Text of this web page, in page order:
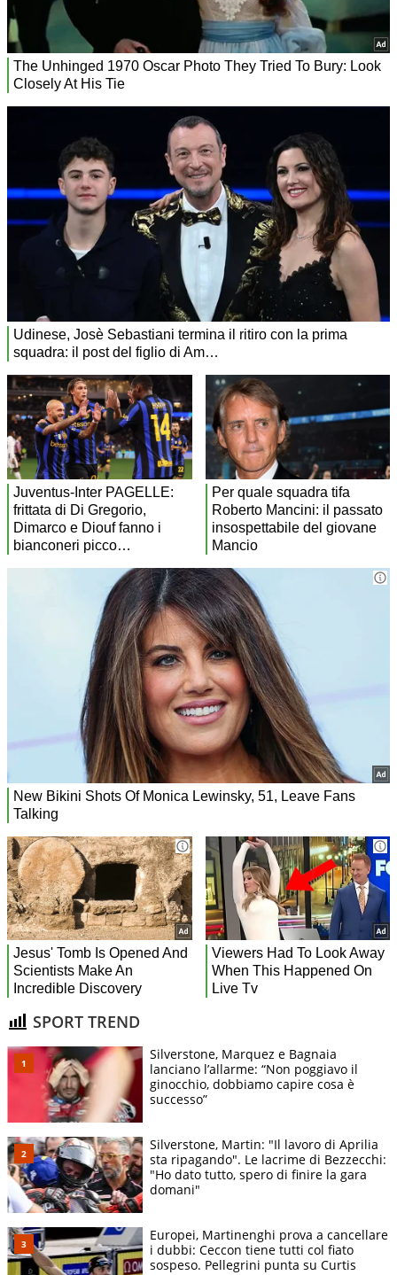
SPORT TREND
Silverstone, Marquez e Bagnaia
lanciano l’allarme: “Non poggiavo il
ginocchio, dobbiamo capire cosa è
successo”
Silverstone, Martin: "Il lavoro di Aprilia
sta ripagando". Le lacrime di Bezzecchi:
"Ho dato tutto, spero di finire la gara
domani"
Europei, Martinenghi prova a cancellare
i dubbi: Ceccon tiene tutti col fiato
sospeso. Pellegrini punta su Curtis